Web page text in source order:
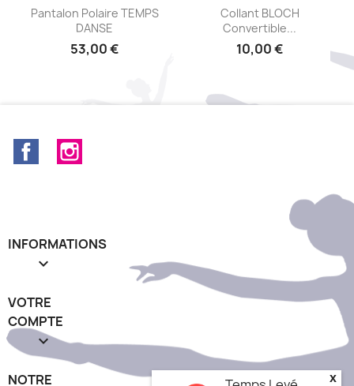
Aperçu rapide
Pantalon Polaire TEMPS
DANSE
53,00 €
Aperçu rapide
Collant BLOCH
Convertible...
10,00 €
Facebook
INFORMATIONS

VOTRE
COMPTE

NOTRE x